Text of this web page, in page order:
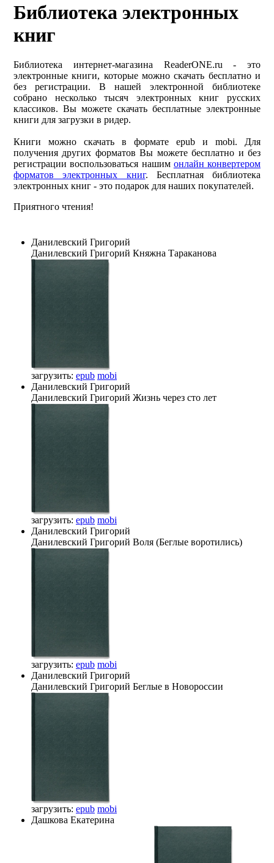
Библиотека электронных
книг
Библиотека интернет-магазина ReaderONE.ru - это
электронные книги, которые можно скачать бесплатно и
без регистрации. В нашей электронной библиотеке
собрано несколько тысяч электронных книг русских
классиков. Вы можете скачать бесплатные электронные
книги для загрузки в ридер.
Книги можно скачать в формате epub и mobi. Для
получения других форматов Вы можете бесплатно и без
регистрации воспользоваться нашим онлайн конвертером
форматов электронных книг. Бесплатная библиотека
электронных книг - это подарок для наших покупателей.
Приятного чтения!
Данилевский Григорий
Данилевский Григорий Княжна Тараканова
загрузить: epub mobi
Данилевский Григорий
Данилевский Григорий Жизнь через сто лет
загрузить: epub mobi
Данилевский Григорий
Данилевский Григорий Воля (Беглые воротились)
загрузить: epub mobi
Данилевский Григорий
Данилевский Григорий Беглые в Новороссии
загрузить: epub mobi
Дашкова Екатерина